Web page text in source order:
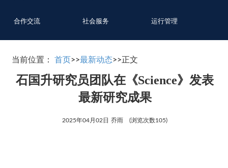
合作交流 社会服务 运行管理
当前位置： 首页 >>最新动态>>正文
石国升研究员团队在《Science》发表
最新研究成果
2025年04月02日 乔雨 (浏览次数105)